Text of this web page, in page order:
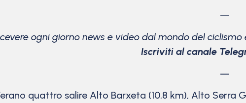
—
ogni giorno news e video dal mondo del ciclismo
Iscriviti al canale
—
quattro salire Alto Barxeta (10,8 km), Alto Serra